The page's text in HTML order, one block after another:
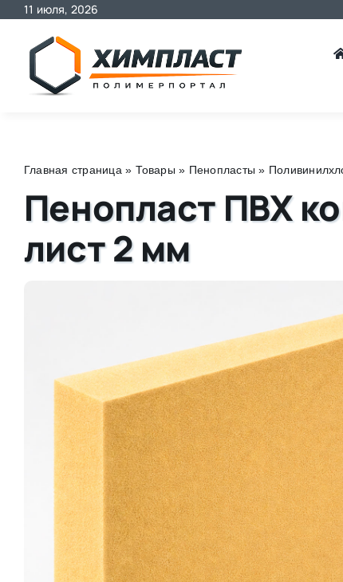
Skip
content
11 июля, 2026
Главная страница » Товары » Пенопласты »
Пенопласт ПВХ
лист 2 мм